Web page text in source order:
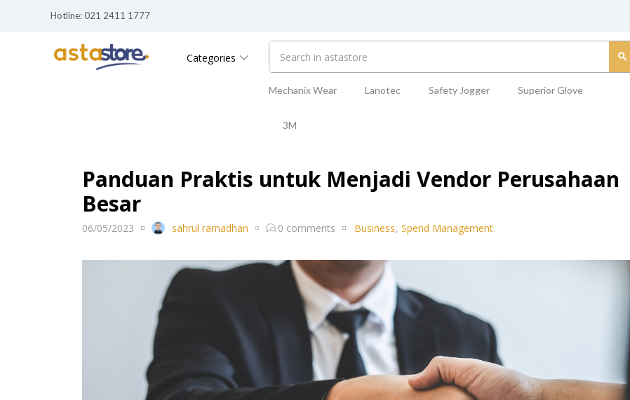
Hotline: 021 2411 1777
Categories
Mechanix Wear Lanotec Safety Jogger Superior Glove
3M
Panduan Praktis untuk Menjadi Vendor Perusahaan
Besar
06/05/2023 sahrul ramadhan 0 comments Business, Spend Management